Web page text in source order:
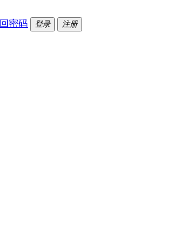
密码 登录 注册